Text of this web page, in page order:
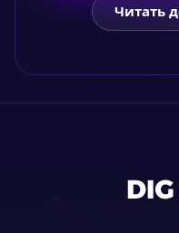
Читать